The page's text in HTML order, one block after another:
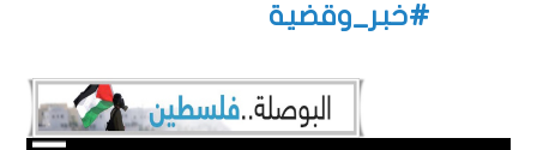
#خبر_وقضية